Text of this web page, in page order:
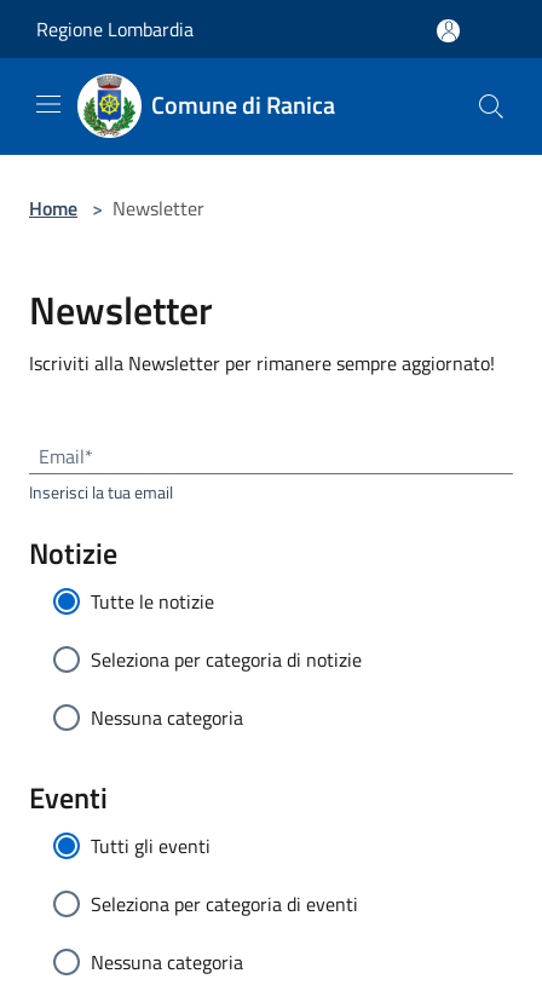
Regione Lombardia
Comune di Ranica
Home > Newsletter
Newsletter
Iscriviti alla Newsletter per rimanere sempre aggiornato!
Email*
Inserisci la tua email
Notizie
Tutte le notizie
Seleziona per categoria di notizie
Nessuna categoria
Eventi
Tutti gli eventi
Seleziona per categoria di eventi
Nessuna categoria